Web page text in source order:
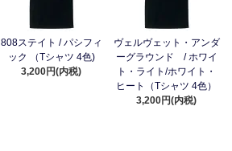
808ステイト / パシフィ
ック （Tシャツ 4色)
3,200円(内税)
ヴェルヴェット・アンダ
ーグラウンド / ホワイ
ト・ライト/ホワイト・
ヒート（Tシャツ 4色）
3,200円(内税)